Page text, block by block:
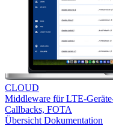
CLOUD
Middleware für LTE-
Callbacks, FOTA
Übersicht Dokumentation